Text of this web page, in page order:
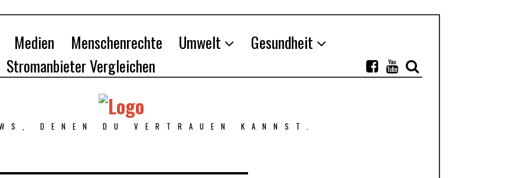
Medien Menschenrechte Umwelt
Gesundheit
Stromanbieter Vergleichen
DENEN DU VERTRAUEN KANNST.